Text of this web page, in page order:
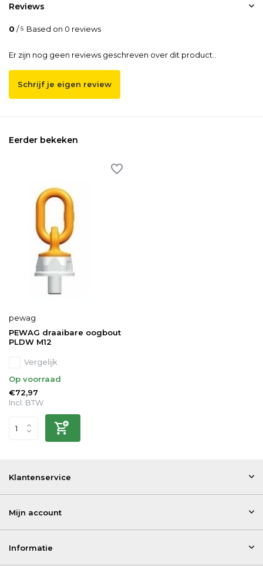
Reviews
0 /5 Based on 0 reviews
Er zijn nog geen reviews geschreven over dit product..
Schrijf je eigen review
Eerder bekeken
pewag
PEWAG draaibare oogbout
PLDW M12
Vergelijk
Op voorraad
€72,97
Incl. BTW
Klantenservice
Mijn account
Informatie